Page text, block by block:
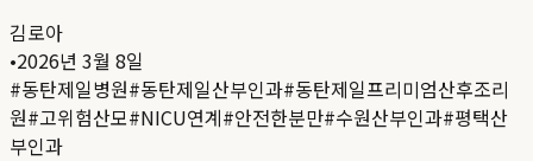
김로아
•2026년 3월 8일
#동탄제일병원#동탄제일산부인과#동탄제일프리미엄산후조리
원#고위험산모#NICU연계#안전한분만#수원산부인과#평택산
부인과